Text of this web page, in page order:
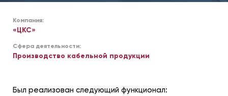
Компания:
«ЦКС»
Сфера деятельности:
Производство кабельной продукции
Был реализован следующий функционал: